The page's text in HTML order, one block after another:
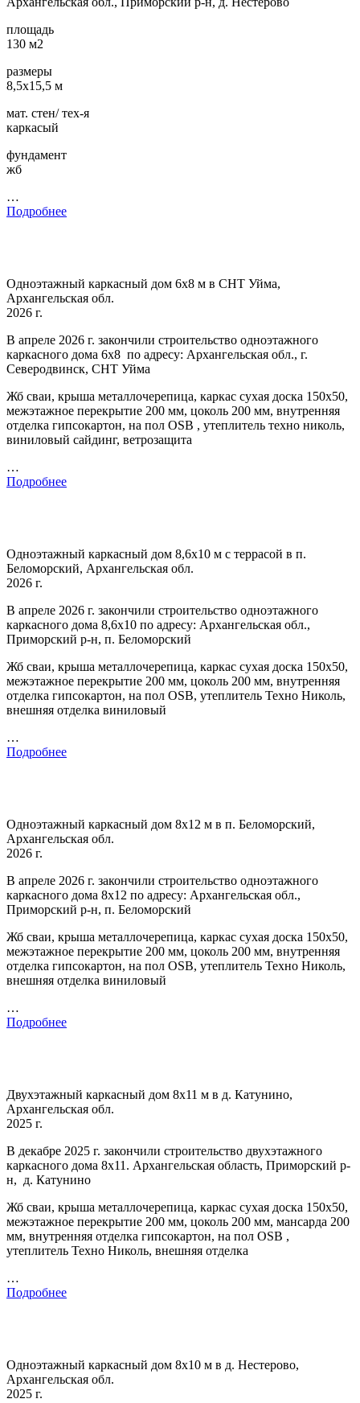
площадь
130 м2
размеры
8,5х15,5 м
мат. стен/ тех-я
каркасый
фундамент
жб
…
Подробнее
Одноэтажный каркасный дом 6х8 м в СНТ Уйма,
Архангельская обл.
2026 г.
В апреле 2026 г. закончили строительство одноэтажного
каркасного дома 6х8 по адресу: Архангельская обл., г.
Северодвинск, СНТ Уйма
Жб сваи, крыша металлочерепица, каркас сухая доска 150х50,
межэтажное перекрытие 200 мм, цоколь 200 мм, внутренняя
отделка гипсокартон, на пол OSB , утеплитель техно николь,
виниловый сайдинг, ветрозащита
…
Подробнее
Одноэтажный каркасный дом 8,6х10 м с террасой в п.
Беломорский, Архангельская обл.
2026 г.
В апреле 2026 г. закончили строительство одноэтажного
каркасного дома 8,6х10 по адресу: Архангельская обл.,
Приморский р-н, п. Беломорский
Жб сваи, крыша металлочерепица, каркас сухая доска 150х50,
межэтажное перекрытие 200 мм, цоколь 200 мм, внутренняя
отделка гипсокартон, на пол OSB, утеплитель Техно Николь,
внешняя отделка виниловый
…
Подробнее
Одноэтажный каркасный дом 8х12 м в п. Беломорский,
Архангельская обл.
2026 г.
В апреле 2026 г. закончили строительство одноэтажного
каркасного дома 8х12 по адресу: Архангельская обл.,
Приморский р-н, п. Беломорский
Жб сваи, крыша металлочерепица, каркас сухая доска 150х50,
межэтажное перекрытие 200 мм, цоколь 200 мм, внутренняя
отделка гипсокартон, на пол OSB, утеплитель Техно Николь,
внешняя отделка виниловый
…
Подробнее
Двухэтажный каркасный дом 8х11 м в д. Катунино,
Архангельская обл.
2025 г.
В декабре 2025 г. закончили строительство двухэтажного
каркасного дома 8х11. Архангельская область, Приморский р-
н, д. Катунино
Жб сваи, крыша металлочерепица, каркас сухая доска 150х50,
межэтажное перекрытие 200 мм, цоколь 200 мм, мансарда 200
мм, внутренняя отделка гипсокартон, на пол OSB ,
утеплитель Техно Николь, внешняя отделка
…
Подробнее
Одноэтажный каркасный дом 8х10 м в д. Нестерово,
Архангельская обл.
2025 г.